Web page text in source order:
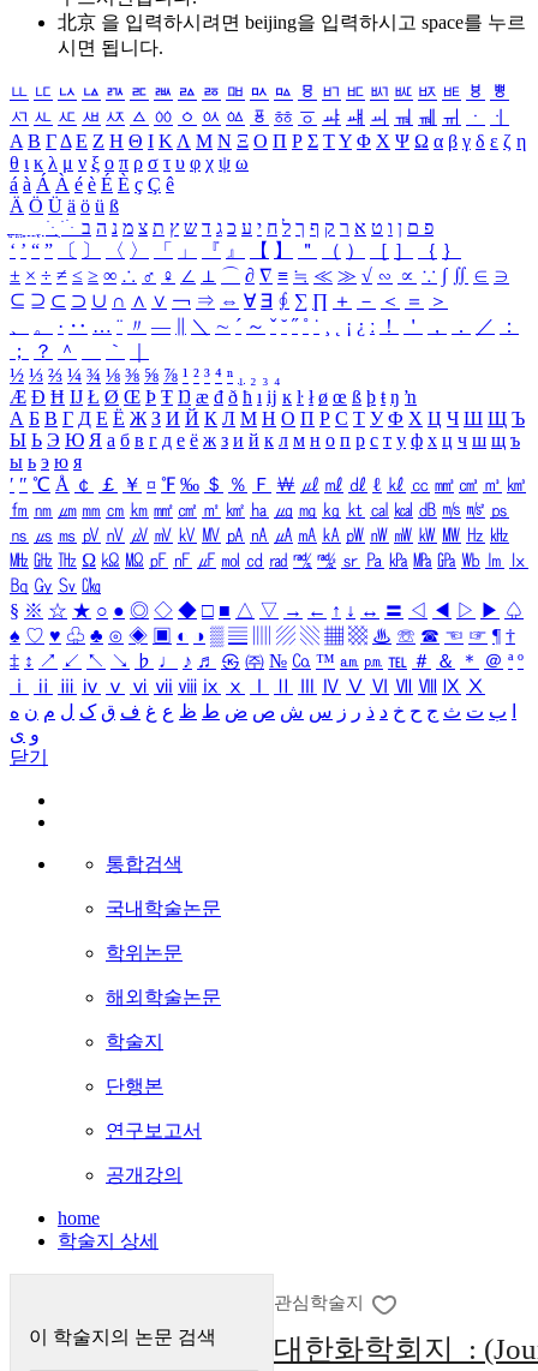
北京 을 입력하시려면 beijing을 입력하시고 space를 누르
시면 됩니다.
ㅥ ㅦ ㅧ ㅨ ㅩ ㅪ ㅫ ㅬ ㅭ ㅮ ㅯ ㅰ ㅱ ㅲ ㅳ ㅴ ㅵ ㅶ ㅷ ㅸ
ㅹ
ㅺ ㅻ ㅼ ㅽ ㅾ ㅿ ㆀ ㆁ ㆂ ㆃ ㆄ ㆅ ㆆ ㆇ ㆈ ㆉ ㆊ ㆋ ㆌ ㆍ
ㆎ
Α Β ΓΔ Ε Ζ Η Θ Ι ΚΛ Μ Ν Ξ Ο Π Ρ Σ ΤΥ Φ Χ Ψ Ω α β γ δ ε ζ η
θ ι κ λ μ ν ξ ο π ρ σ τ υ φ χ ψ ω
á à Á À é è É È ç Ç ê
Ä Ö Ü ä ö ü ß
ִֶֹ ֻּ ׁׂ פ ם ן ו ט א ר ק ף ך ל ח י ע כ ג ד ש ץ ת צ מ נ ה ב
‘ ’ “ ” 〔 〕 〈 〉 「 」 『 』 【 】 ＂ （ ） ［ ］ ｛ ｝
± × ÷ ≠ ≤ ≥ ∞ ∴ ♂ ♀ ∠ ⊥ ⌒ ∂ ∇ ≡ ≒ ≪ ≫ √ ∽ ∝ ∵ ∫ ∬ ∈ ∋
⊆ ⊇ ⊂ ⊃ ∪ ∩ ∧ ∨ ￢ ⇒ ⇔ ∀ ∃ ∮ ∑ ∏ ＋ － ＜ ＝
＞
、
。 · ‥ … ¨ 〃 ― ＼ ∼ ´ ～ ˇ ˘ ˝ ˚ ˙ ¸ ¡ ¿ ː ！ ＇ ， ． ／
：
；
？ ＾ ｀
½ ⅓ ⅔ ¼ ¾ ⅛ ⅜ ⅝ ⅞ ¹ ² ³ ⁴ ⁿ ₁ ₂ ₃ ₄
Æ Ð Ħ Ĳ Ł Ø Œ Þ Ŧ Ŋ æ đ ð ħ ı ĳ ĸ ŀ ł ø œ ß þ ŧ ŋ ŉ
А Б В Г Д Е Ё Ж З И Й К Л М Н О П Р С Т У Ф Х Ц Ч Ш Щ Ъ
Ы Ь Э Ю Я а б в г д е ё ж з и й к л м н о п р с т у ф х ц ч ш щ ъ
ы ь э ю я
′ ″ ℃ Å ￠ ￡ ￥ ¤ ℉ ‰ ＄ ％ Ｆ ￦ ㎕ ㎖ ㎗ ℓ ㎘ ㏄ ㎣ ㎤ ㎥ ㎦
㎙ ㎚ ㎛ ㎜ ㎝ ㎞ ㎟ ㎠ ㎡ ㎢ ㏊ ㎍ ㎎ ㎏ ㏏ ㎈ ㎉ ㏈ ㎧ ㎨ ㎰
㎱ ㎲ ㎳ ㎴ ㎵ ㎶ ㎷ ㎸ ㎹ ㎀ ㎁ ㎂ ㎃ ㎄ ㎺ ㎻ ㎽ ㎾ ㎿ ㎐ ㎑
㎒ ㎓ ㎔ Ω ㏀ ㏁ ㎊ ㎋ ㎌ ㏖ ㏅ ㎭ ㎮ ㎯ ㏛ ㎩ ㎪ ㎫ ㎬ ㏝ ㏐
㏓
㏃ ㏉ ㏜ ㏆
§ ※ ☆ ★ ○ ● ◎ ◇ ◆ □ ■ △ ▽ → ← ↑ ↓ ↔ 〓 ◁ ◀ ▷ ▶ ♤
♠ ♡ ♥ ♧ ♣ ⊙ ◈ ▣ ◐ ◑ ▒ ▤ ▨ ▧ ▦ ▩ ♨ ☏ ☎ ☜ ☞ ¶ †
‡ ↕ ↗ ↙ ↖ ↘ ♭ ♩ ♪ ♬ ㉿ ㈜ № ㏇ ™ ㏂ ㏘ ℡ ＃ ＆ ＊ ＠ ª º
ⅰ
ⅱ ⅲ ⅳ ⅴ ⅵ ⅶ ⅷ ⅸ ⅹ Ⅳ Ⅴ Ⅵ Ⅶ Ⅷ Ⅸ Ⅹ
ب ت ث ج ح خ د ذ ر ز س ش ص ض ط ظ ع غ ف ق ک ل م ن ه
و ی
닫기
통합검색
국내학술논문
학위논문
해외학술논문
학술지
단행본
연구보고서
공개강의
home
학술지 상세
이 학술지의 논문 검색
관심학술지
대한화학회지 :